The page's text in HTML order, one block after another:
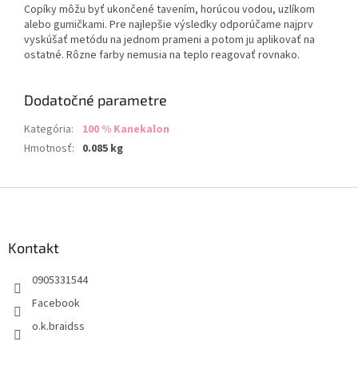
Copíky môžu byť ukončené tavením, horúcou vodou, uzlíkom
alebo gumičkami. Pre najlepšie výsledky odporúčame najprv
vyskúšať metódu na jednom prameni a potom ju aplikovať na
ostatné. Rôzne farby nemusia na teplo reagovať rovnako.
Dodatočné parametre
Kategória:
100 % Kanekalon
Hmotnosť: 0.085 kg
Kontakt
0905331544
Facebook
o.k.braidss